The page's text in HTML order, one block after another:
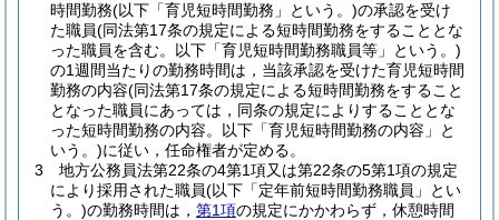
時間勤務(以下「育児短時間勤務」という。)の承認を受け
た職員(同法第17条の規定による短時間勤務をすることとな
った職員を含む。以下「育児短時間勤務職員等」という。)
の1週間当たりの勤務時間は，当該承認を受けた育児短時間
勤務の内容(同法第17条の規定による短時間勤務をすること
となった職員にあっては，同条の規定によりすることとな
った短時間勤務の内容。以下「育児短時間勤務の内容」と
いう。)に従い，任命権者が定める。
3
地方公務員法第22条の4第1項又は第22条の5第1項の規定
により採用された職員(以下「定年前短時間勤務職員」とい
う。)の勤務時間は， 第1項の規定にかかわらず，休憩時間